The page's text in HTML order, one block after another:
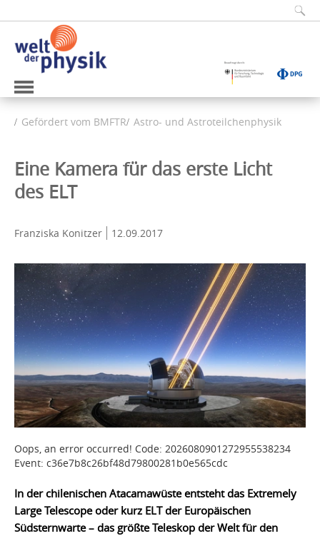
Gefördert vom BMFTR Astro- und Astroteilchenphysik
Eine Kamera für das erste Licht
des ELT
Franziska Konitzer 12.09.2017
Oops, an error occurred! Code: 2026080901272955538234
Event: c36e7b8c26bf48d79800281b0e565cdc
In der chilenischen Atacamawüste entsteht das Extremely
Large Telescope oder kurz ELT der Europäischen
Südsternwarte – das größte Teleskop der Welt für den